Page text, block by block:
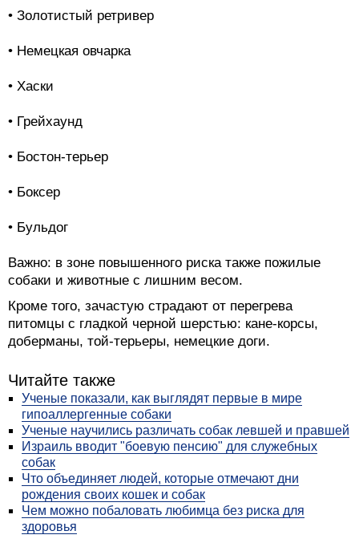
• Золотистый ретривер
• Немецкая овчарка
• Хаски
• Грейхаунд
• Бостон-терьер
• Боксер
• Бульдог
Важно: в зоне повышенного риска также пожилые
собаки и животные с лишним весом.
Кроме того, зачастую страдают от перегрева
питомцы с гладкой черной шерстью: кане-корсы,
доберманы, той-терьеры, немецкие доги.
Читайте также
Ученые показали, как выглядят первые в мире
гипоаллергенные собаки
Ученые научились различать собак левшей и правшей
Израиль вводит "боевую пенсию" для служебных
собак
Что объединяет людей, которые отмечают дни
рождения своих кошек и собак
Чем можно побаловать любимца без риска для
здоровья